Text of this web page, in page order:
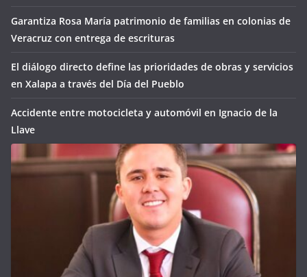
Garantiza Rosa María patrimonio de familias en colonias de
Veracruz con entrega de escrituras
El diálogo directo define las prioridades de obras y servicios
en Xalapa a través del Día del Pueblo
Accidente entre motocicleta y automóvil en Ignacio de la
Llave